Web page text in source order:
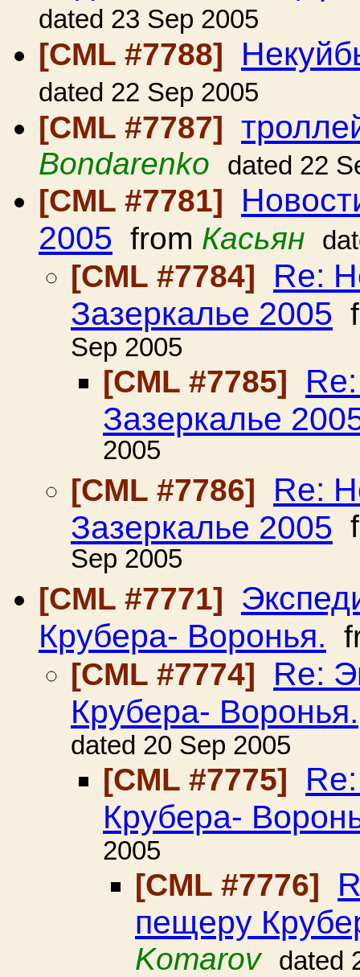
dated 23 Sep 2005
[CML #7788]
dated 22 Sep 2005
[CML #7787]
Bondarenko dated 22
[CML #7781]
2005 from Касьян
[CML #7784]
Re:
Зазеркалье 2005
Sep 2005
[CML #7785]
Зазеркалье
2005
[CML #7786]
Re:
Зазеркалье 2005
Sep 2005
[CML #7771]
Крубера- Воронья.
[CML #7774]
Re:
Крубера- Воронья.
dated 20 Sep 2005
[CML #7775]
Крубера-
2005
[CML #7776]
пещеру
Komarov dated